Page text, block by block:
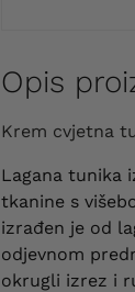
Opis
Krem cvjetna
Lagana tunika
tkanine s
izrađen je od
odjevnom
okrugli izrez i